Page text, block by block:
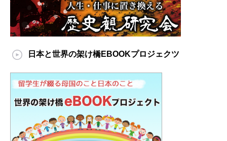
日本と世界の架け橋EBOOKプロジェクツ